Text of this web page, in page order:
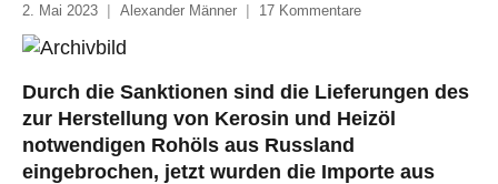
2. Mai 2023 Alexander Männer 17 Kommentare
Durch die Sanktionen sind die Lieferungen des
zur Herstellung von Kerosin und Heizöl
notwendigen Rohöls aus Russland
eingebrochen, jetzt wurden die Importe aus